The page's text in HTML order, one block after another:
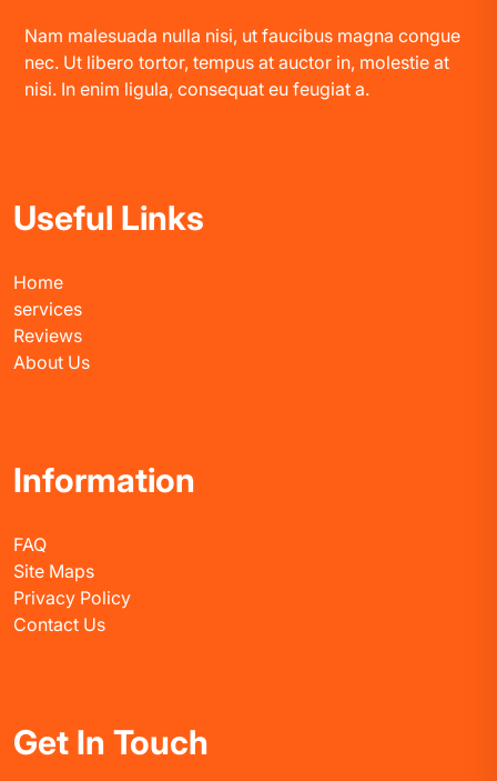
Nam malesuada nulla nisi, ut faucibus magna congue
nec. Ut libero tortor, tempus at auctor in, molestie at
nisi. In enim ligula, consequat eu feugiat a.
Useful Links
Home
services
Reviews
About Us
Information
FAQ
Site Maps
Privacy Policy
Contact Us
Get In Touch